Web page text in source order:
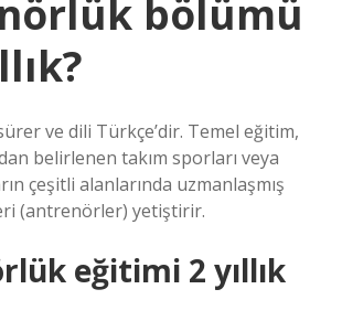
bölümü
ve dili Türkçe’dir. Temel eğitim,
belirlenen takım sporları veya
çeşitli alanlarında uzmanlaşmış
(antrenörler) yetiştirir.
eğitimi 2 yıllık